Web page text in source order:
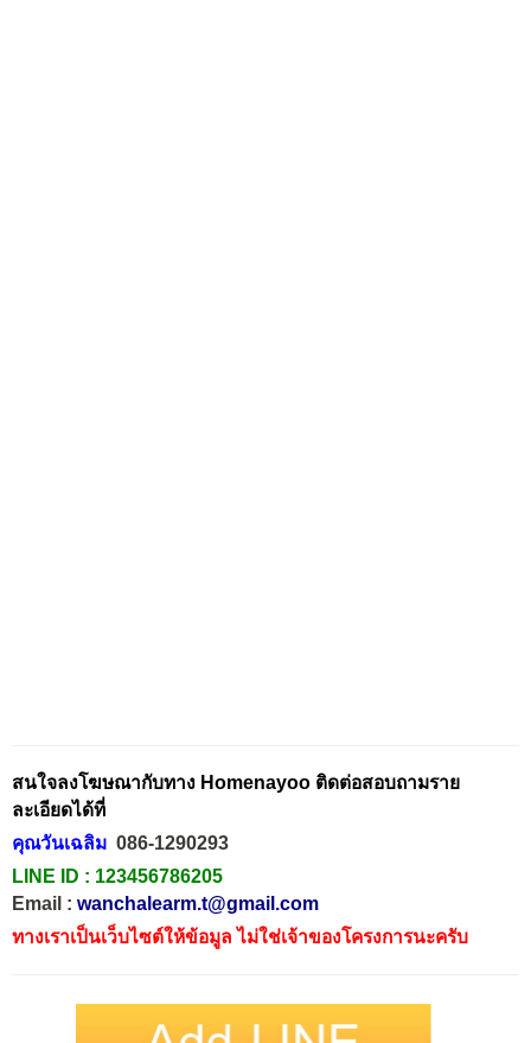
สนใจลงโฆษณากับทาง Homenayoo ติดต่อสอบถามราย
ละเอียดได้ที่
คุณวันเฉลิม 086-1290293
LINE ID : 123456786205
Email : wanchalearm.t@gmail.com
ทางเราเป็นเว็บไซต์ให้ข้อมูล ไม่ใช่เจ้าของโครงการนะครับ